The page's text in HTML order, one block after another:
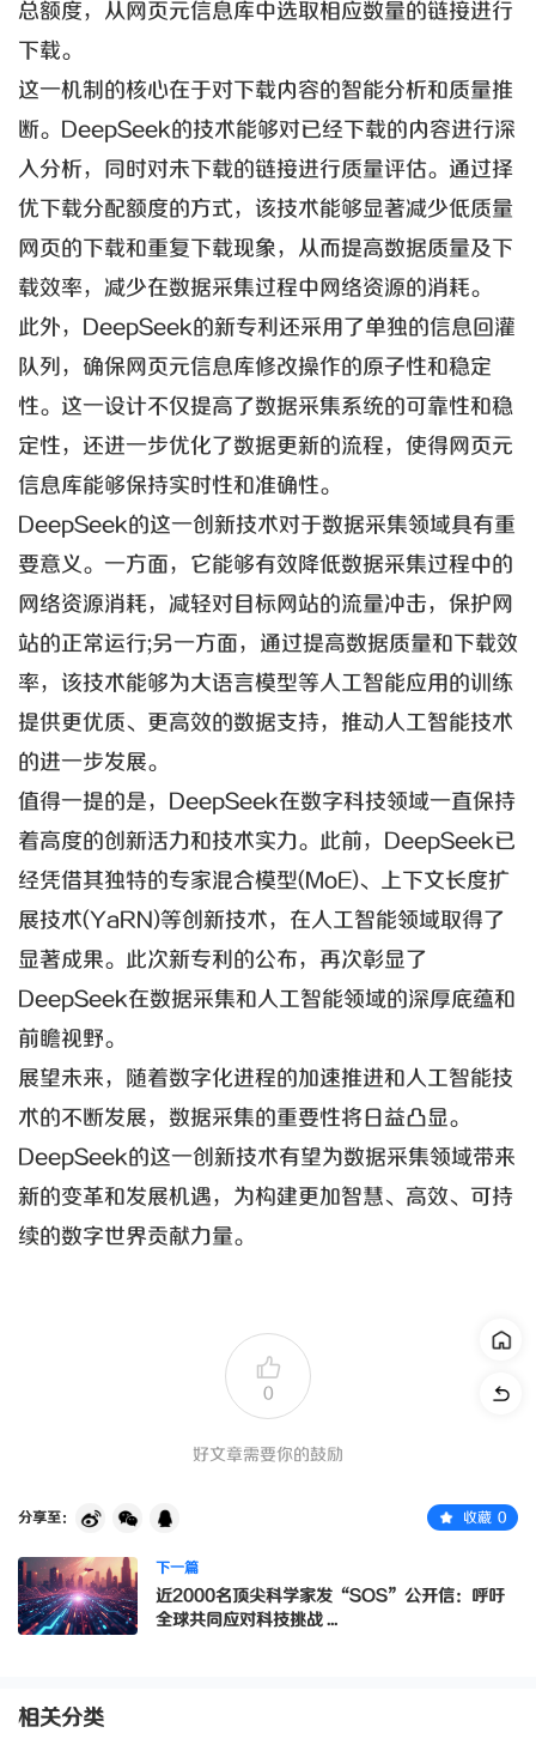
总额度，从网页元信息库中选取相应数量的链接进行
下载。
这一机制的核心在于对下载内容的智能分析和质量推
断。DeepSeek的技术能够对已经下载的内容进行深
入分析，同时对未下载的链接进行质量评估。通过择
优下载分配额度的方式，该技术能够显著减少低质量
网页的下载和重复下载现象，从而提高数据质量及下
载效率，减少在数据采集过程中网络资源的消耗。
此外，DeepSeek的新专利还采用了单独的信息回灌
队列，确保网页元信息库修改操作的原子性和稳定
性。这一设计不仅提高了数据采集系统的可靠性和稳
定性，还进一步优化了数据更新的流程，使得网页元
信息库能够保持实时性和准确性。
DeepSeek的这一创新技术对于数据采集领域具有重
要意义。一方面，它能够有效降低数据采集过程中的
网络资源消耗，减轻对目标网站的流量冲击，保护网
站的正常运行;另一方面，通过提高数据质量和下载效
率，该技术能够为大语言模型等人工智能应用的训练
提供更优质、更高效的数据支持，推动人工智能技术
的进一步发展。
值得一提的是，DeepSeek在数字科技领域一直保持
着高度的创新活力和技术实力。此前，DeepSeek已
经凭借其独特的专家混合模型(MoE)、上下文长度扩
展技术(YaRN)等创新技术，在人工智能领域取得了
显著成果。此次新专利的公布，再次彰显了
DeepSeek在数据采集和人工智能领域的深厚底蕴和
前瞻视野。
展望未来，随着数字化进程的加速推进和人工智能技
术的不断发展，数据采集的重要性将日益凸显。
DeepSeek的这一创新技术有望为数据采集领域带来
新的变革和发展机遇，为构建更加智慧、高效、可持
续的数字世界贡献力量。
0
好文章需要你的鼓励
分享至： 收藏 0
下一篇
近2000名顶尖科学家发“SOS”公开信：呼吁
全球共同应对科技挑战 ...
相关分类